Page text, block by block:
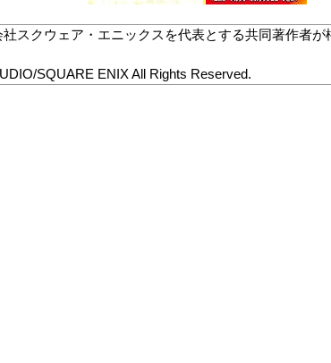
スクウェア・エニックスを代表とする共同著作者
SQUARE ENIX All Rights Reserved.